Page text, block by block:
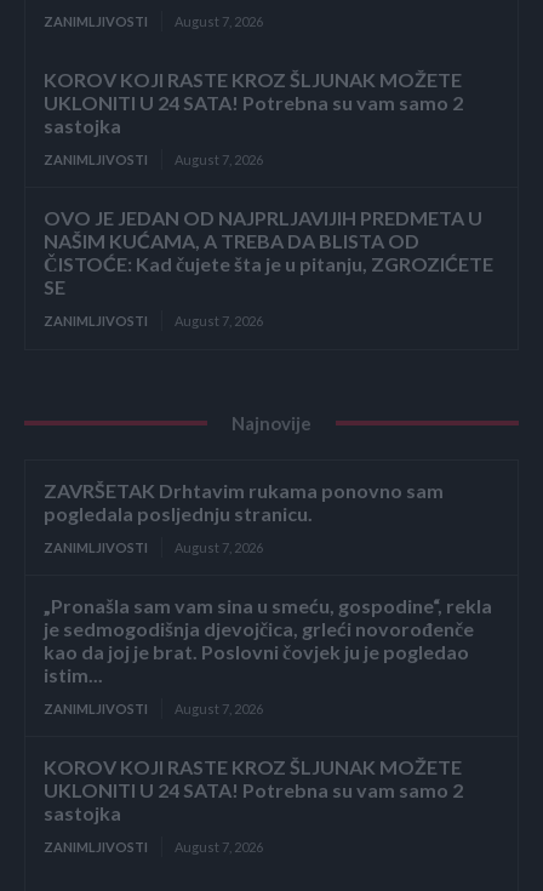
ZANIMLJIVOSTI August 7, 2026
KOROV KOJI RASTE KROZ ŠLJUNAK MOŽETE
UKLONITI U 24 SATA! Potrebna su vam samo 2
sastojka
ZANIMLJIVOSTI August 7, 2026
OVO JE JEDAN OD NAJPRLJAVIJIH PREDMETA U
NAŠIM KUĆAMA, A TREBA DA BLISTA OD
ČISTOĆE: Kad čujete šta je u pitanju, ZGROZIĆETE
SE
ZANIMLJIVOSTI August 7, 2026
Najnovije
ZAVRŠETAK Drhtavim rukama ponovno sam
pogledala posljednju stranicu.
ZANIMLJIVOSTI August 7, 2026
„Pronašla sam vam sina u smeću, gospodine“, rekla
je sedmogodišnja djevojčica, grleći novorođenče
kao da joj je brat. Poslovni čovjek ju je pogledao
istim...
ZANIMLJIVOSTI August 7, 2026
KOROV KOJI RASTE KROZ ŠLJUNAK MOŽETE
UKLONITI U 24 SATA! Potrebna su vam samo 2
sastojka
ZANIMLJIVOSTI August 7, 2026